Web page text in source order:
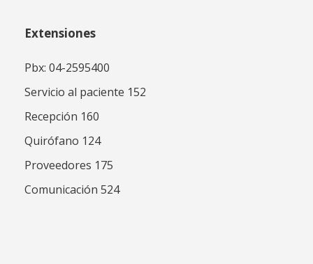
Extensiones
Pbx: 04-2595400
Servicio al paciente 152
Recepción 160
Quirófano 124
Proveedores 175
Comunicación 524